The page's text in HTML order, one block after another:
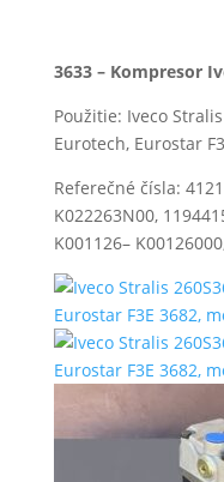
3633 – Kompresor
Použitie: Iveco
Eurotech, Eurostar
Referečné čísla:
K022263N00,
K001126–